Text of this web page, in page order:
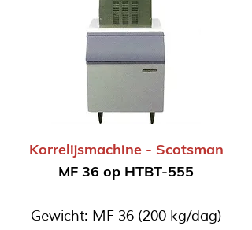
Korrelijsmachine - Scotsman
MF 36 op HTBT-555
Gewicht: MF 36 (200 kg/dag)